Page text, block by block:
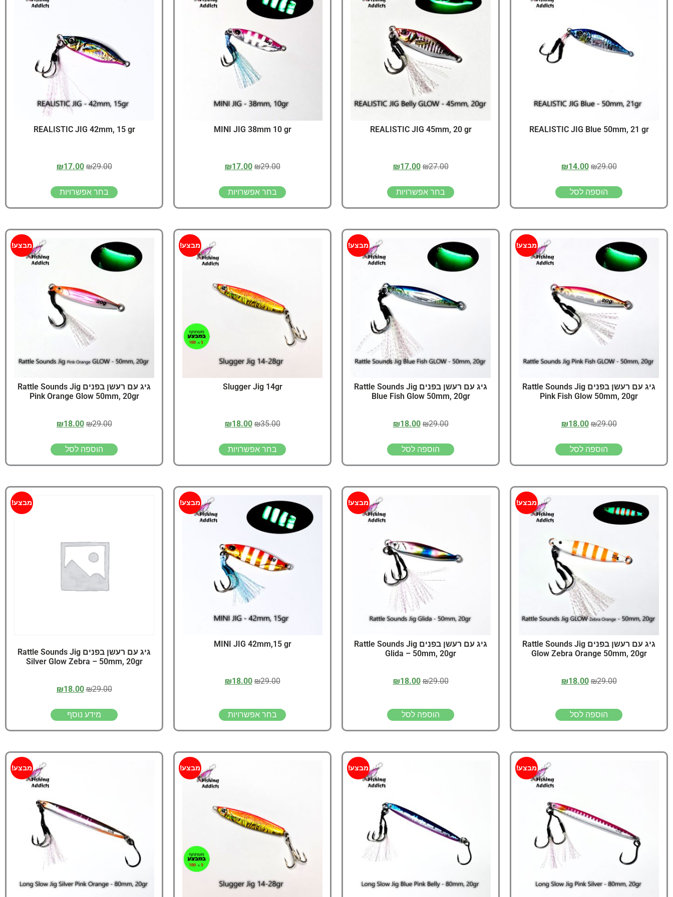
דיג – מאמרים בנושא דיג
החנות שלי – ציוד מומלץ שווה להכנס!
סל קניות
תקנון אתר
REALISTIC JIG Blue 50mm, 21 gr
₪29.00
₪14.00
הוספה לסל
REALISTIC JIG 45mm, 20 gr
₪27.00
₪17.00
בחר אפשרויות
MINI JIG 38mm 10 gr
₪29.00
₪17.00
בחר אפשרויות
REALISTIC JIG 42mm, 15 gr
₪29.00
₪17.00
בחר אפשרויות
מבצע!
גיג עם רעשן בפנים Rattle Sounds Jig
Pink Fish Glow 50mm, 20gr
₪29.00
₪18.00
הוספה לסל
מבצע!
גיג עם רעשן בפנים Rattle Sounds Jig
Blue Fish Glow 50mm, 20gr
₪29.00
₪18.00
הוספה לסל
מבצע!
Slugger Jig 14gr
₪35.00
₪18.00
בחר אפשרויות
מבצע!
גיג עם רעשן בפנים Rattle Sounds Jig
Pink Orange Glow 50mm, 20gr
₪29.00
₪18.00
הוספה לסל
מבצע!
גיג עם רעשן בפנים Rattle Sounds Jig
Glow Zebra Orange 50mm, 20gr
₪29.00
₪18.00
הוספה לסל
מבצע!
גיג עם רעשן בפנים Rattle Sounds Jig
Glida – 50mm, 20gr
₪29.00
₪18.00
הוספה לסל
מבצע!
MINI JIG 42mm,15 gr
₪29.00
₪18.00
בחר אפשרויות
מבצע!
גיג עם רעשן בפנים Rattle Sounds Jig
Silver Glow Zebra – 50mm, 20gr
₪29.00
₪18.00
מידע נוסף
מבצע! מבצע! מבצע! מבצע!